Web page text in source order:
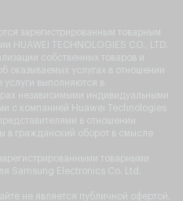
зарегистрированным товарным
HUAWEI TECHNOLOGIES CO., LTD.
собственных товаров и
оказываемых услугах в отношении
выполняются в
независимыми индивидуальными
с компанией Huawei Technologies
в отношении
в гражданский оборот в смысле
товарными
Samsung Electronics Co. Ltd.
не является публичной офертой,